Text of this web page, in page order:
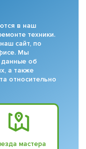
в наш
техники.
сайт, по
Мы
данные об
а также
относительно
мастера